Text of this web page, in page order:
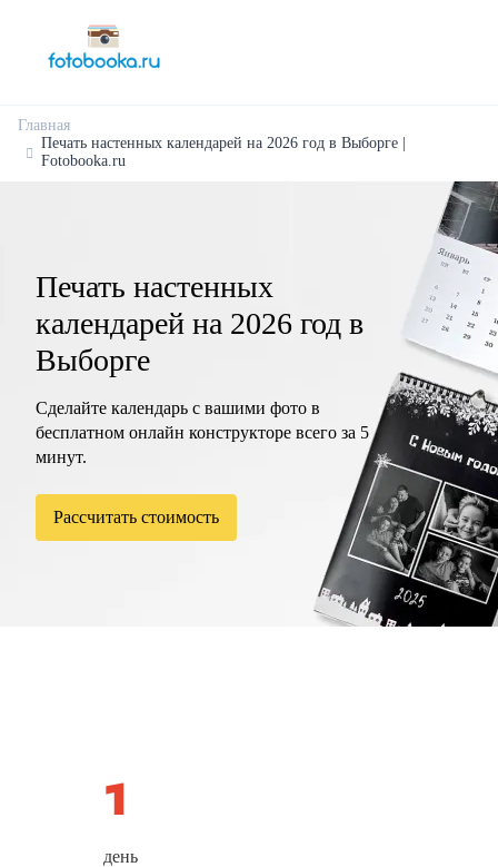
Главная
Печать настенных календарей на 2026 год в Выборге |
Fotobooka.ru
Печать настенных
календарей на 2026 год в
Выборге
Сделайте календарь с вашими фото в
бесплатном онлайн конструкторе всего за 5
минут.
Рассчитать стоимость
день